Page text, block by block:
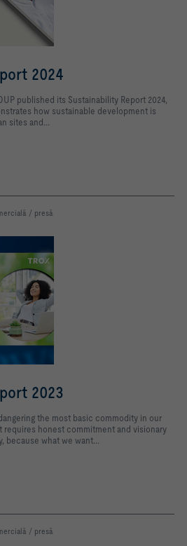
2024
published its Sustainability Report 2024,
how sustainable development is
sites and...
/ presă
2023
the most basic commodity in our
requires honest commitment and visionary
because what we want...
/ presă